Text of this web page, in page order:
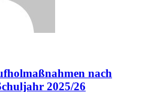
nach
2025/26